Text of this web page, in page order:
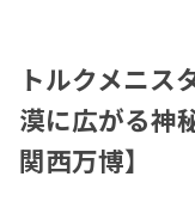
トルクメニス
漠に広がる神
関西万博】